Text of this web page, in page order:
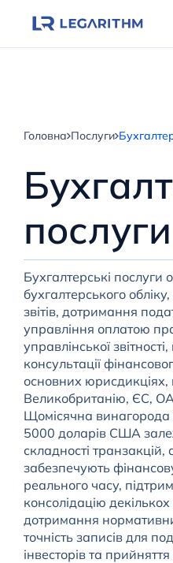
Головна Послуги
послуги
Бухгалтерські
бухгалтерського
звітів, дотримання
управління оплатою
управлінської
консультації
основних
Великобританію, ЄС,
Щомісячна винагорода
5000 доларів США
складності
забезпечують
реального часу,
консолідацію
дотримання
точність записів для
інвесторів та